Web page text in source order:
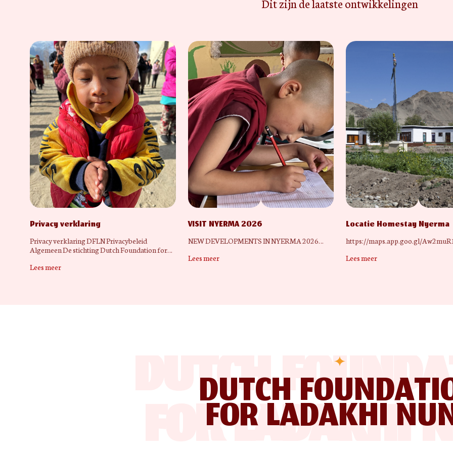
Dit zijn de laatste ontwikkelingen
Privacy verklaring
Privacy verklaring DFLN Privacybeleid
Algemeen De stichting Dutch Foundation for…
Lees meer
VISIT NYERMA 2026
NEW DEVELOPMENTS IN NYERMA 2026…
Lees meer
Locatie Homestay Nyerma
https://maps.app.goo.gl/
Lees meer
DUTCH
FOR LADAKHI
DUTCH
FOR LADAKHI